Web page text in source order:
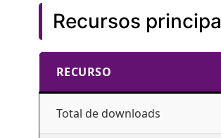
Recursos
RECURSO
Total de downloads